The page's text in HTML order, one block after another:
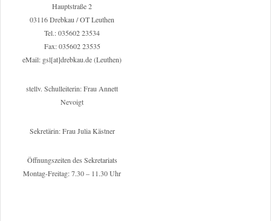
Hauptstraße 2
03116 Drebkau / OT Leuthen
Tel.: 035602 23534
Fax: 035602 23535
eMail: gsl[at]drebkau.de (Leuthen)
stellv. Schulleiterin: Frau Annett
Nevoigt
Sekretärin: Frau Julia Kästner
Öffnungszeiten des Sekretariats
Montag-Freitag: 7.30 – 11.30 Uhr